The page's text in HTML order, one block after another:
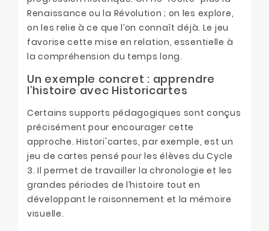
Renaissance ou la Révolution ; on les explore,
on les relie à ce que l’on connaît déjà. Le jeu
favorise cette mise en relation, essentielle à
la compréhension du temps long.
Un exemple concret : apprendre
l’histoire avec Historicartes
Certains supports pédagogiques sont conçus
précisément pour encourager cette
approche. Histori'cartes, par exemple, est un
jeu de cartes pensé pour les élèves du Cycle
3. Il permet de travailler la chronologie et les
grandes périodes de l’histoire tout en
développant le raisonnement et la mémoire
visuelle.